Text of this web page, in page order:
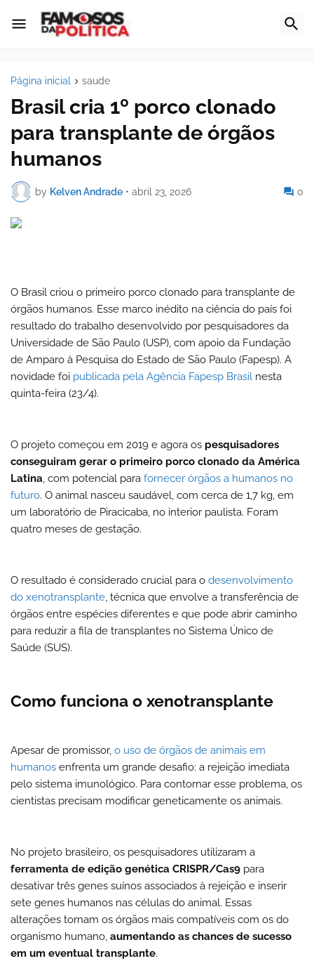
Página inicial saude
Brasil cria 1º porco clonado
para transplante de órgãos
humanos
by Kelven Andrade • abril 23, 2026 0
O Brasil criou o primeiro porco clonado para transplante de
órgãos humanos. Esse marco inédito na ciência do país foi
resultado do trabalho desenvolvido por pesquisadores da
Universidade de São Paulo (USP), com apoio da Fundação
de Amparo à Pesquisa do Estado de São Paulo (Fapesp). A
novidade foi publicada pela Agência Fapesp Brasil nesta
quinta-feira (23/4).
O projeto começou em 2019 e agora os pesquisadores
conseguiram gerar o primeiro porco clonado da América
Latina, com potencial para fornecer órgãos a humanos no
futuro. O animal nasceu saudável, com cerca de 1,7 kg, em
um laboratório de Piracicaba, no interior paulista. Foram
quatro meses de gestação.
O resultado é considerado crucial para o desenvolvimento
do xenotransplante, técnica que envolve a transferência de
órgãos entre espécies diferentes e que pode abrir caminho
para reduzir a fila de transplantes no Sistema Único de
Saúde (SUS).
Como funciona o xenotransplante
Apesar de promissor, o uso de órgãos de animais em
humanos enfrenta um grande desafio: a rejeição imediata
pelo sistema imunológico. Para contornar esse problema, os
cientistas precisam modificar geneticamente os animais.
No projeto brasileiro, os pesquisadores utilizaram a
ferramenta de edição genética CRISPR/Cas9 para
desativar três genes suínos associados à rejeição e inserir
sete genes humanos nas células do animal. Essas
alterações tornam os órgãos mais compatíveis com os do
organismo humano, aumentando as chances de sucesso
em um eventual transplante.